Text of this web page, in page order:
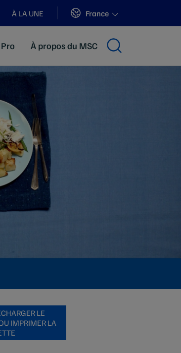
À LA UNE Sites
France
À propos du MSC
LE
IMPRIMER LA